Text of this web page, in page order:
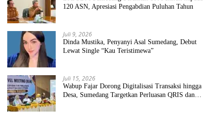
120 ASN, Apresiasi Pengabdian Puluhan Tahun
Juli 9, 2026
Dinda Mustika, Penyanyi Asal Sumedang, Debut
Lewat Single “Kau Teristimewa”
Juli 15, 2026
Wabup Fajar Dorong Digitalisasi Transaksi hingga
Desa, Sumedang Targetkan Perluasan QRIS dan